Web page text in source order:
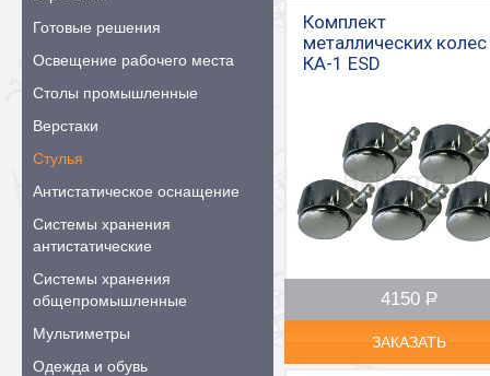
Готовые решения
Освещение рабочего места
Столы промышленные
Верстаки
Стулья
Антистатическое оснащение
Системы хранения
антистатические
Системы хранения
общепромышленные
Мультиметры
Одежда и обувь
Комплект
металлических колес
КА-1 ESD
4150 Р
–
ЗАКАЗАТЬ